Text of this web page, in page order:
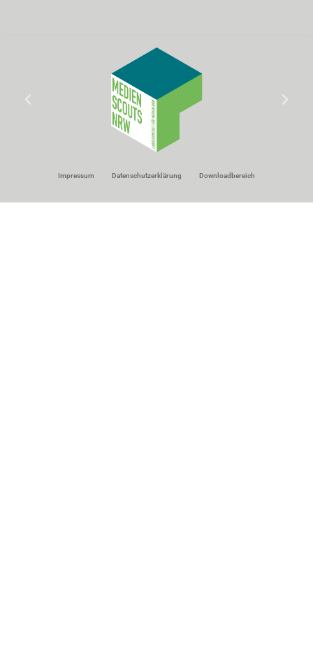
Impressum Datenschutzerklärung Downloadbereich